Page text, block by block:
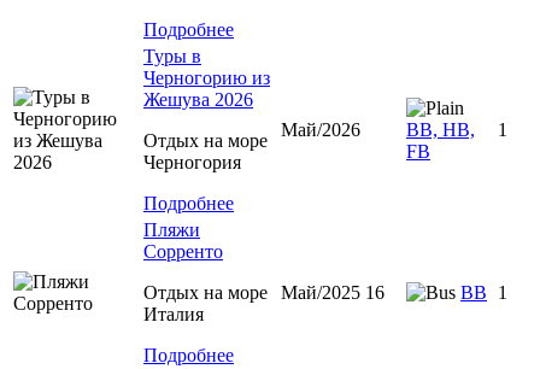
Подробнее
Туры в
Черногорию из
Жешува 2026
Отдых на море
Черногория
Подробнее
Май/2026
BB, HB,
FB
1
Пляжи
Сорренто
Отдых на море
Италия
Подробнее
Май/2025 16 BB 1